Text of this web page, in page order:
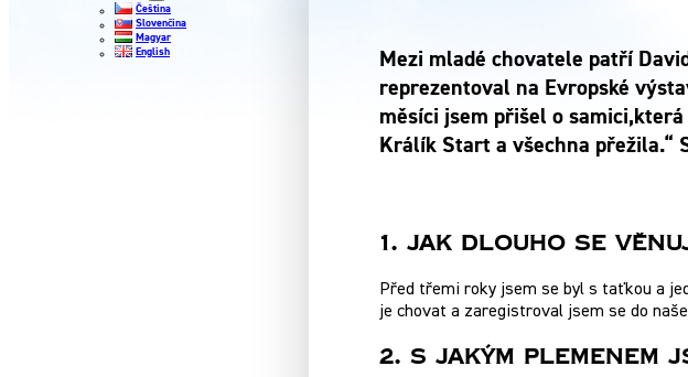
Čeština
Slovenčina
Magyar
English
Mezi mladé chovatele patří
reprezentoval na Evropské
měsíci jsem přišel o
Králík Start a všechna přežila.“
1. Jak Dlouho Se
Před třemi roky jsem se byl s taťkou a
je chovat a zaregistroval jsem se do
2. S Jakým